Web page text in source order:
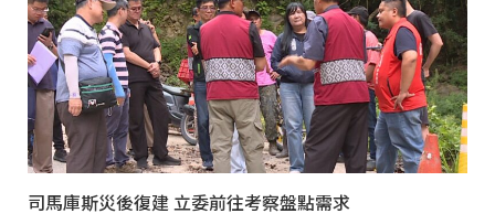
司馬庫斯災後復建 立委前往考察盤點需求